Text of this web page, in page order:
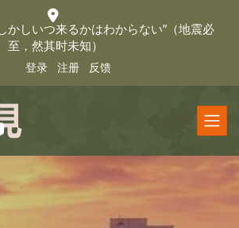
かしいつ来るかはわからない”（地震必
至，然其时未知）
登录 注册 反馈